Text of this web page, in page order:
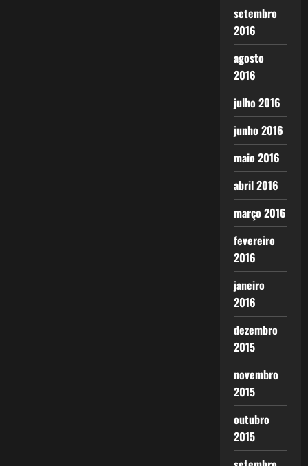
setembro
2016
agosto
2016
julho 2016
junho 2016
maio 2016
abril 2016
março 2016
fevereiro
2016
janeiro
2016
dezembro
2015
novembro
2015
outubro
2015